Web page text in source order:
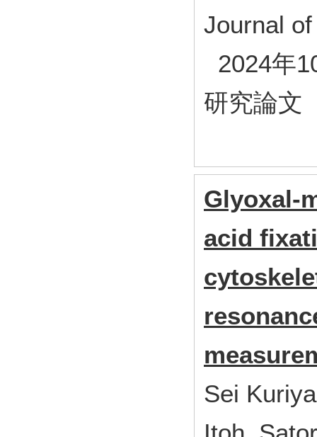
Journal
2024年
研究論文
Glyoxal-
acid
Sei